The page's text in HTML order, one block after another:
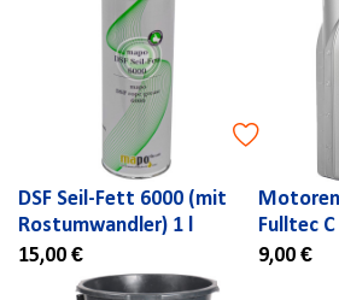
DSF Seil-Fett 6000 (mit
Rostumwandler) 1 l
15,00 €
Fulltec
9,00 €